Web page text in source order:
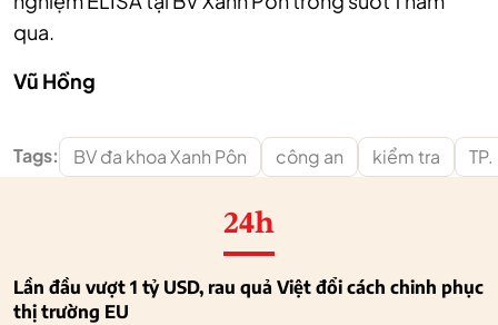
qua.
Vũ Hồng
Tags: BV đa khoa Xanh Pôn công an kiểm tra
24h
Lần đầu vượt 1 tỷ USD, rau quả Việt đổi cách chinh phục
thị trường EU